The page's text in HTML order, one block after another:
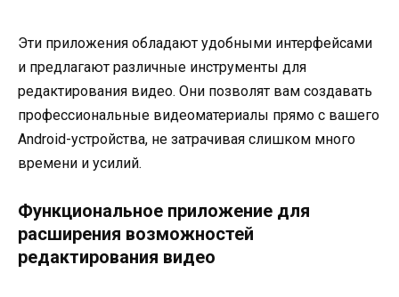
Эти приложения обладают удобными интерфейсами
и предлагают различные инструменты для
редактирования видео. Они позволят вам создавать
профессиональные видеоматериалы прямо с вашего
Android-устройства, не затрачивая слишком много
времени и усилий.
Функциональное приложение для
расширения возможностей
редактирования видео